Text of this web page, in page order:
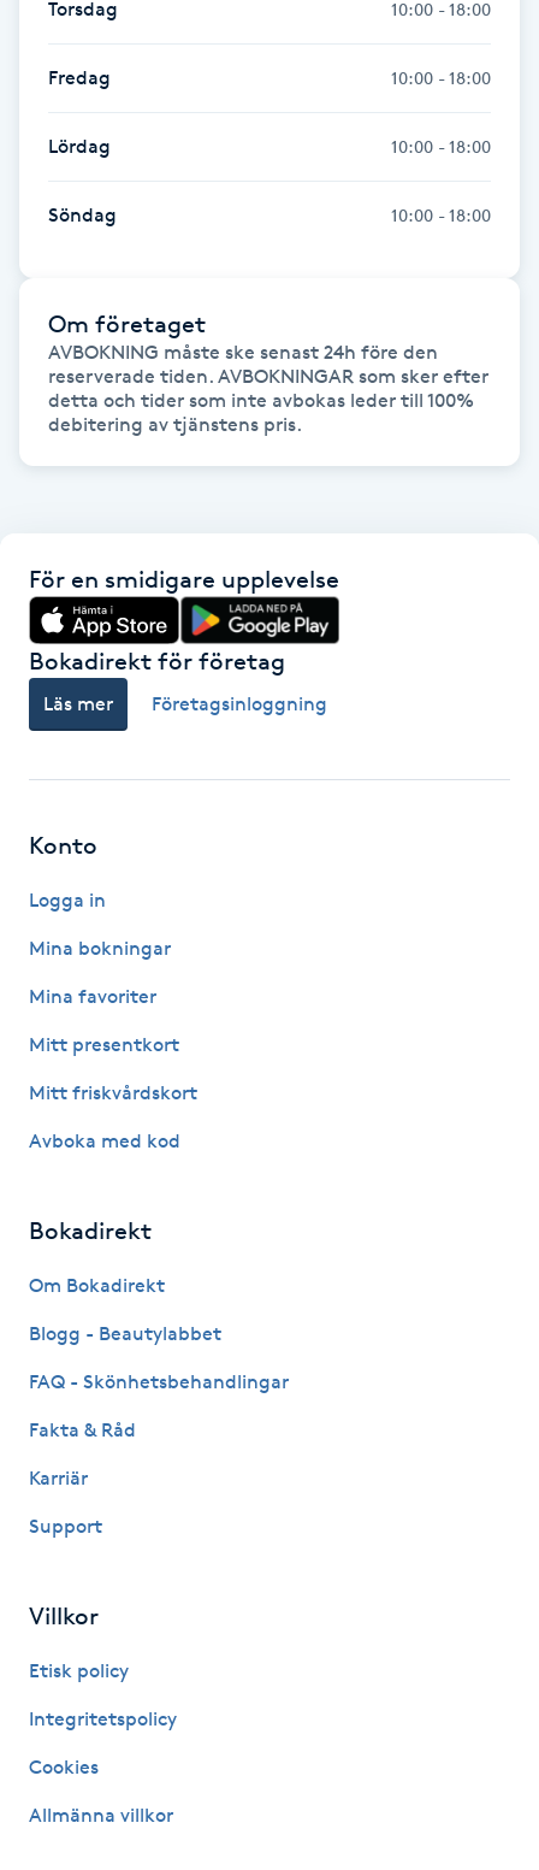
Idrottsmassage
IR-massage
Japansk massage
Katun fransar
Kemisk peeling
Kinesisk medicin
Kiropraktik
Klippning
Klippning ungdom
Koppningsmassage
Kostrådgivning
Torsdag 10:00 - 18:00
Fredag 10:00 - 18:00
Lördag 10:00 - 18:00
Söndag 10:00 - 18:00
Om företaget
AVBOKNING måste ske senast 24h före den
reserverade tiden. AVBOKNINGAR som sker efter
detta och tider som inte avbokas leder till 100%
debitering av tjänstens pris.
För en smidigare upplevelse
Bokadirekt för företag
Läs mer Företagsinloggning
Konto
Logga in
Mina bokningar
Mina favoriter
Mitt presentkort
Mitt friskvårdskort
Avboka med kod
Bokadirekt
Om Bokadirekt
Blogg - Beautylabbet
FAQ - Skönhetsbehandlingar
Fakta & Råd
Karriär
Support
Villkor
Etisk policy
Integritetspolicy
Cookies
Allmänna villkor